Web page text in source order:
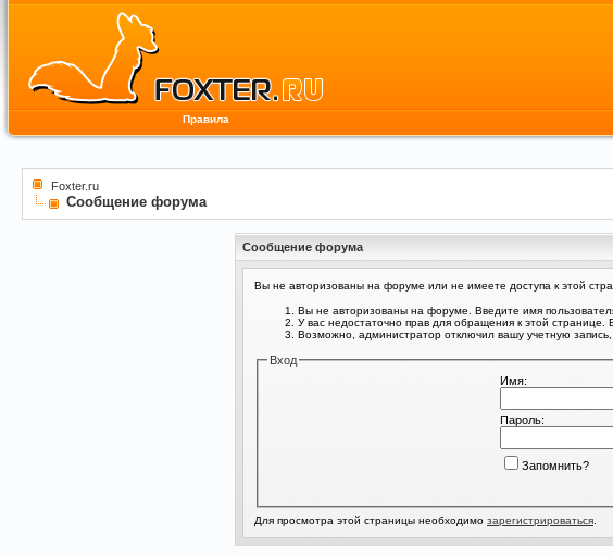
Правила
Foxter.ru
Сообщение форума
Сообщение форума
Вы не авторизованы на форуме или не имеете доступа к этой
Вы не авторизованы на форуме. Введите имя
У вас недостаточно прав для обращения к этой
Возможно, администратор отключил вашу учетную
Вход
Имя:
Пароль:
Запомнить?
Для просмотра этой страницы необходимо зарегистрироваться